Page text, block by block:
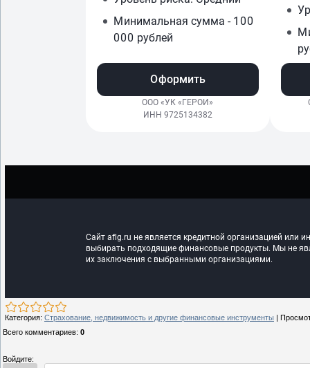
Категория: Страхование, недвижимость и другие финансовые инструменты
Всего комментариев: 0
Войдите: